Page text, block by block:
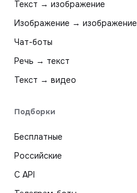
Текст → изображение
Изображение → изображение
Чат-боты
Речь → текст
Текст → видео
Подборки
Бесплатные
Российские
С API